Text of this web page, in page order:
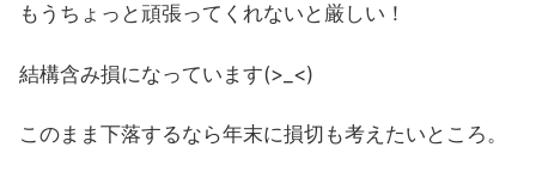
もうちょっと頑張ってくれないと厳しい！
結構含み損になっています(>_<)
このまま下落するなら年末に損切も考えたいところ。